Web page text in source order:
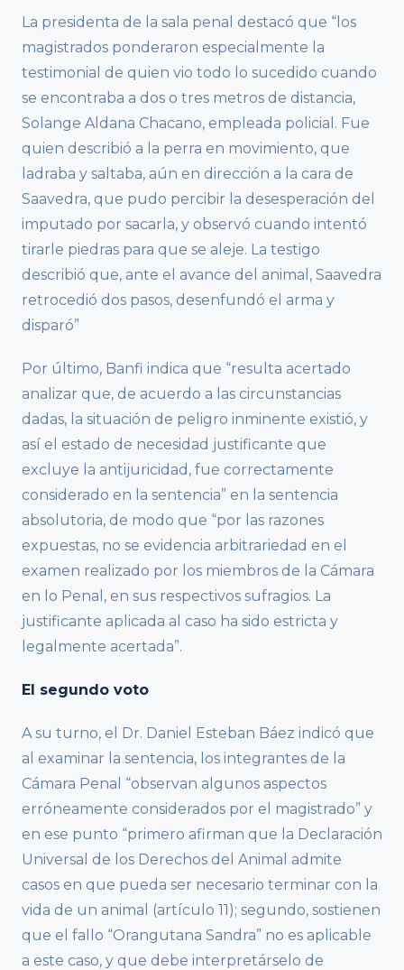
La presidenta de la sala penal destacó que “los
magistrados ponderaron especialmente la
testimonial de quien vio todo lo sucedido cuando
se encontraba a dos o tres metros de distancia,
Solange Aldana Chacano, empleada policial. Fue
quien describió a la perra en movimiento, que
ladraba y saltaba, aún en dirección a la cara de
Saavedra, que pudo percibir la desesperación del
imputado por sacarla, y observó cuando intentó
tirarle piedras para que se aleje. La testigo
describió que, ante el avance del animal, Saavedra
retrocedió dos pasos, desenfundó el arma y
disparó”
Por último, Banfi indica que “resulta acertado
analizar que, de acuerdo a las circunstancias
dadas, la situación de peligro inminente existió, y
así el estado de necesidad justificante que
excluye la antijuricidad, fue correctamente
considerado en la sentencia” en la sentencia
absolutoria, de modo que “por las razones
expuestas, no se evidencia arbitrariedad en el
examen realizado por los miembros de la Cámara
en lo Penal, en sus respectivos sufragios. La
justificante aplicada al caso ha sido estricta y
legalmente acertada”.
El segundo voto
A su turno, el Dr. Daniel Esteban Báez indicó que
al examinar la sentencia, los integrantes de la
Cámara Penal “observan algunos aspectos
erróneamente considerados por el magistrado” y
en ese punto “primero afirman que la Declaración
Universal de los Derechos del Animal admite
casos en que pueda ser necesario terminar con la
vida de un animal (artículo 11); segundo, sostienen
que el fallo “Orangutana Sandra” no es aplicable
a este caso, y que debe interpretárselo de